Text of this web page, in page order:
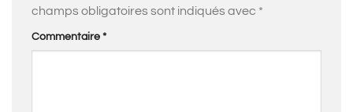
champs obligatoires sont indiqués avec *
Commentaire *